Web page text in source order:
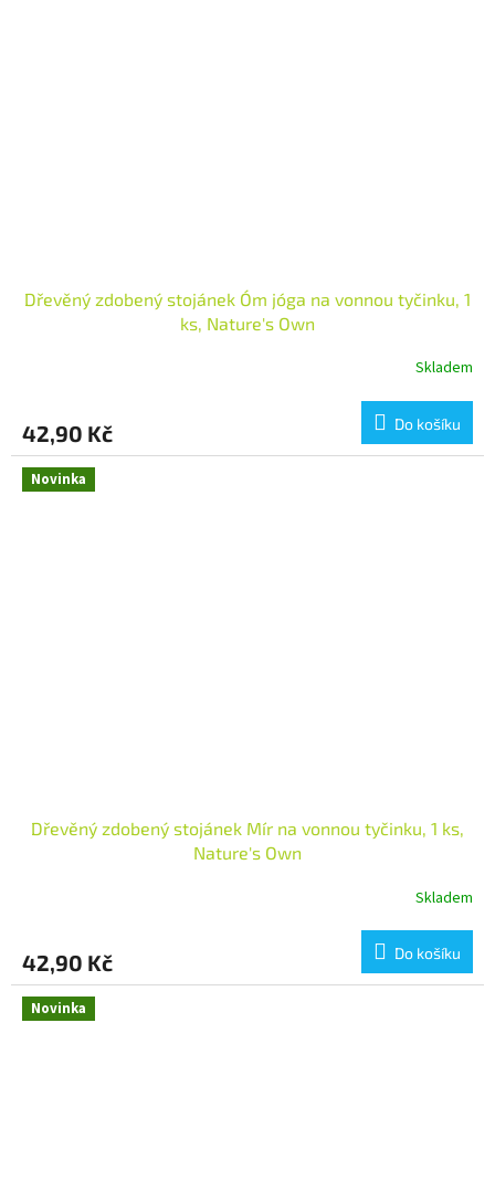
Dřevěný zdobený stojánek Óm jóga na vonnou tyčinku, 1
ks, Nature's Own
Skladem
42,90 Kč Do košíku
Novinka
Dřevěný zdobený stojánek Mír na vonnou tyčinku, 1 ks,
Nature's Own
Skladem
42,90 Kč Do košíku
Novinka